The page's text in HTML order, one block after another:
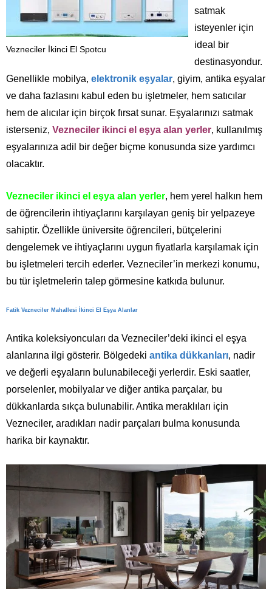
Vezneciler İkinci El Spotcu
satmak
isteyenler için
ideal bir
destinasyondur.
Genellikle mobilya, elektronik eşyalar, giyim, antika eşyalar
ve daha fazlasını kabul eden bu işletmeler, hem satıcılar
hem de alıcılar için birçok fırsat sunar. Eşyalarınızı satmak
isterseniz, Vezneciler ikinci el eşya alan yerler, kullanılmış
eşyalarınıza adil bir değer biçme konusunda size yardımcı
olacaktır.
Vezneciler ikinci el eşya alan yerler, hem yerel halkın hem
de öğrencilerin ihtiyaçlarını karşılayan geniş bir yelpazeye
sahiptir. Özellikle üniversite öğrencileri, bütçelerini
dengelemek ve ihtiyaçlarını uygun fiyatlarla karşılamak için
bu işletmeleri tercih ederler. Vezneciler’in merkezi konumu,
bu tür işletmelerin talep görmesine katkıda bulunur.
Fatik Vezneciler Mahallesi İkinci El Eşya Alanlar
Antika koleksiyoncuları da Vezneciler’deki ikinci el eşya
alanlarına ilgi gösterir. Bölgedeki antika dükkanları, nadir
ve değerli eşyaların bulunabileceği yerlerdir. Eski saatler,
porselenler, mobilyalar ve diğer antika parçalar, bu
dükkanlarda sıkça bulunabilir. Antika meraklıları için
Vezneciler, aradıkları nadir parçaları bulma konusunda
harika bir kaynaktır.